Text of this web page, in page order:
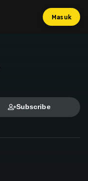
Masuk
Subscribe